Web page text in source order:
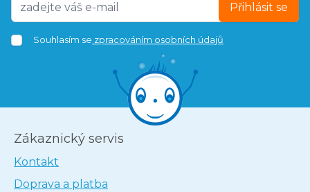
Přihlásit se
Souhlasím se zpracováním osobních údajů
Zákaznický servis
Kontakt
Doprava a platba